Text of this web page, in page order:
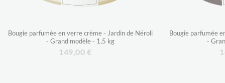
Bougie parfumée en verre crème - Jardin de Néroli
- Grand modèle - 1,5 kg
149,00 €
Bougie parfumée
-